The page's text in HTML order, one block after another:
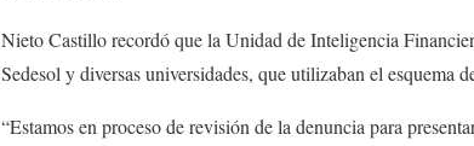
Nieto Castillo recordó que la Unidad de Inteligencia
Sedesol y diversas universidades, que utilizaban el esquema
“Estamos en proceso de revisión de la denuncia para